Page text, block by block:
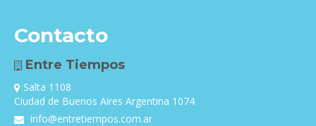
Contacto
Entre Tiempos
Salta 1108
Ciudad de Buenos Aires Argentina 1074
info@entretiempos.com.ar